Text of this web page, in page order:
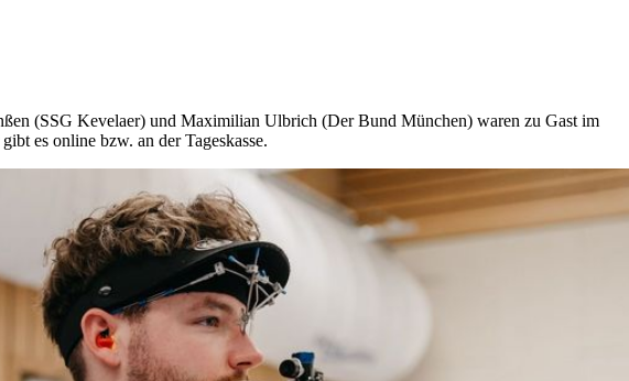
(SSG Kevelaer) und Maximilian Ulbrich (Der Bund München) waren zu Gast im
es online bzw. an der Tageskasse.